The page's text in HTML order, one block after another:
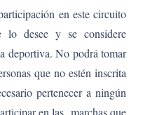
en este circuito
lo desee y se considere
deportiva. No podrá tomar
que no estén inscrita
pertenecer a ningún
en las marchas que